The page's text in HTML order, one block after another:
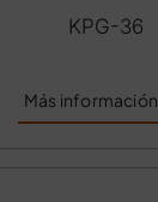
KPG-36
Más información